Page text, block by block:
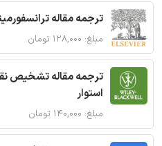
ترجمه مقاله
مبلغ: ۱۲۸,۰۰۰ تومان
ترجمه مقاله تشخیص
استوار
مبلغ: ۱۴۰,۰۰۰ تومان